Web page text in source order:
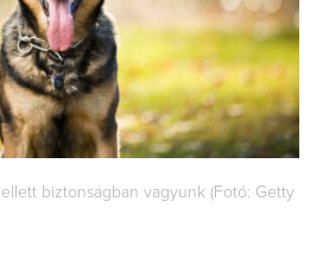
biztonságban vagyunk (Fotó: Getty